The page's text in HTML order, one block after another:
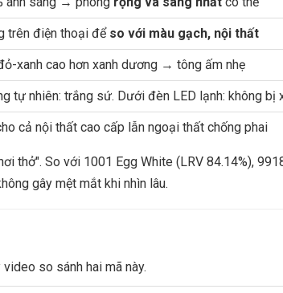
trên điện thoại để so với màu gạch, nội thất
xanh cao hơn xanh dương → tông ấm nhẹ
tự nhiên: trắng sứ. Dưới đèn LED lạnh: không bị
cả nội thất cao cấp lẫn ngoại thất chống phai
thở". So với 1001 Egg White (LRV 84.14%),
gây mệt mắt khi nhìn lâu.
so sánh hai mã này.